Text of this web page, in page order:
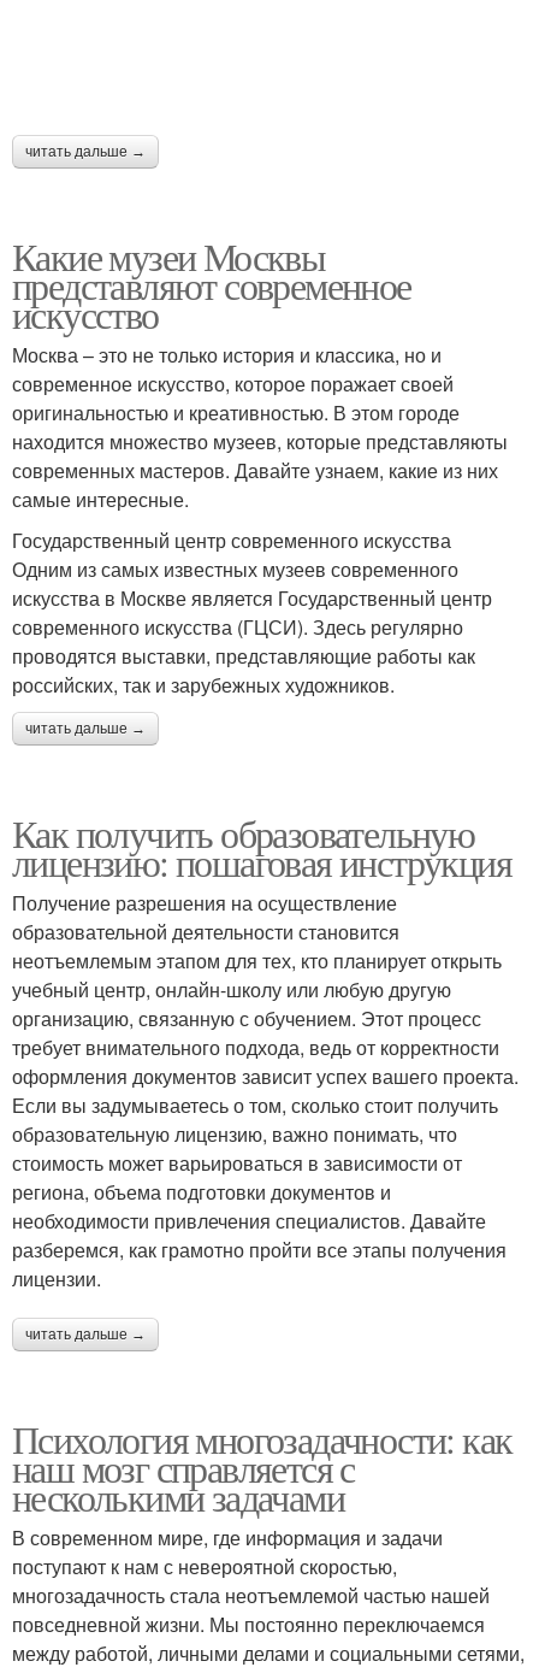
читать дальше →
Какие музеи Москвы
представляют современное
искусство
Москва – это не только история и классика, но и
современное искусство, которое поражает своей
оригинальностью и креативностью. В этом городе
находится множество музеев, которые представляюты
современных мастеров. Давайте узнаем, какие из них
самые интересные.
Государственный центр современного искусства
Одним из самых известных музеев современного
искусства в Москве является Государственный центр
современного искусства (ГЦСИ). Здесь регулярно
проводятся выставки, представляющие работы как
российских, так и зарубежных художников.
читать дальше →
Как получить образовательную
лицензию: пошаговая инструкция
Получение разрешения на осуществление
образовательной деятельности становится
неотъемлемым этапом для тех, кто планирует открыть
учебный центр, онлайн-школу или любую другую
организацию, связанную с обучением. Этот процесс
требует внимательного подхода, ведь от корректности
оформления документов зависит успех вашего проекта.
Если вы задумываетесь о том, сколько стоит получить
образовательную лицензию, важно понимать, что
стоимость может варьироваться в зависимости от
региона, объема подготовки документов и
необходимости привлечения специалистов. Давайте
разберемся, как грамотно пройти все этапы получения
лицензии.
читать дальше →
Психология многозадачности: как
наш мозг справляется с
несколькими задачами
В современном мире, где информация и задачи
поступают к нам с невероятной скоростью,
многозадачность стала неотъемлемой частью нашей
повседневной жизни. Мы постоянно переключаемся
между работой, личными делами и социальными сетями,